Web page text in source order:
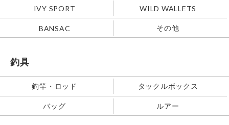
IVY SPORT WILD WALLETS
BANSAC その他
釣具
釣竿・ロッド タックルボックス
バッグ ルアー